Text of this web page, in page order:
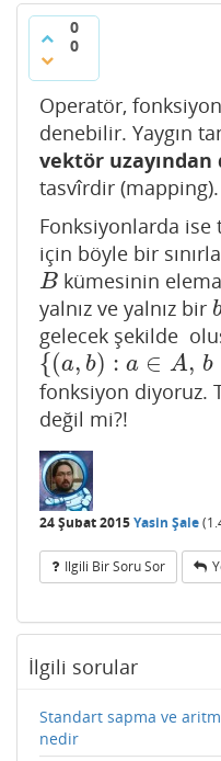
0
0
Operatör,
denebilir. Yaygın
vektör uzayından
tasvîrdir (mapping).
Fonksiyonlarda ise
için böyle bir
B
B kümesinin
yalnız ve yalnız bir
gelecek şekilde
{(a, b) : a ∈ A, b
{ a,b :a∈ A,b ∈ B}
fonksiyon diyoruz.
değil mi?!
24 Şubat 2015Yasin Şale(
Ilgili Bir Soru Sor
İlgili sorular
Standart sapma ve
nedir